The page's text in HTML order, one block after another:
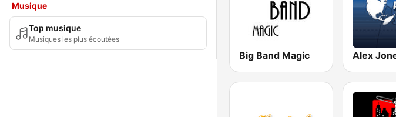
Musique
Top musique
Musiques les plus écoutées
Big Band Magic